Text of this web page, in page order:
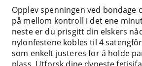
Opplev spenningen ved bondage
på mellom kontroll i det ene
neste er du prisgitt din elskers
nylonfestene kobles til 4
som enkelt justeres for å holde